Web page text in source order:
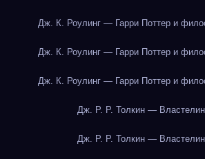
Дж. К. Роулинг — Гарри Поттер и
Дж. К. Роулинг — Гарри Поттер и
Дж. К. Роулинг — Гарри Поттер и
Дж. Р. Р. Толкин —
Дж. Р. Р. Толкин —